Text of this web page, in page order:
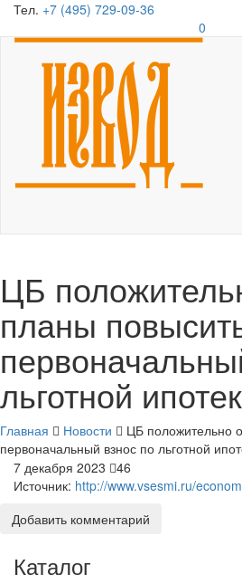
Тел. +7 (495) 729-09-36
0
ЦБ
планы
льготной
Главная Новости
ЦБ положительно
первоначальный взнос по льготной
7 декабря 2023
46
Источник: http://www.vsesmi.ru/
Добавить комментарий
Каталог